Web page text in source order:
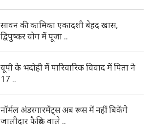
सावन की कामिका एकादशी बेहद खास,
द्विपुष्कर योग में पूजा ..
यूपी के भदोही में पारिवारिक विवाद में पिता ने
17 ..
नॉर्मल अंडरगारमेंट्स अब रूस में नहीं बिकेंगे
जालीदार फैब्रिक वाले ..